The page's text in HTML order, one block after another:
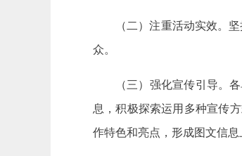
（二）注重活动实效。
众。
（三）强化宣传引导。
息，积极探索运用多种宣传
作特色和亮点，形成图文信